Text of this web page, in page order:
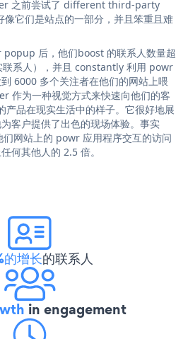
之前尝试了 different third-party
它们是站点的一部分，并且笨重且难
后，他们boost 的联系人数量超
联系人），并且 constantly 利用 powr
6000 多个关注者在他们的网站上喂
作为一种视觉方式来快速向他们的客
品在现实生活中的样子。它很好地展
客户提供了出色的现场体验。事实
网站上的 powr 应用程序交互的访问
何其他人的 2.5 倍。
增长的联系人
in engagement